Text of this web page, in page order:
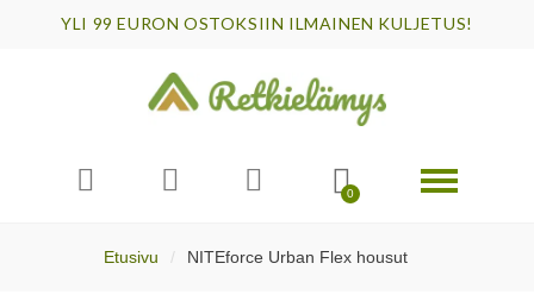
YLI 99 EURON OSTOKSIIN ILMAINEN KULJETUS!
Etusivu NITEforce Urban Flex housut